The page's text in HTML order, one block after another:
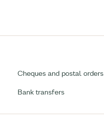
Cheques and postal orders
Bank transfers